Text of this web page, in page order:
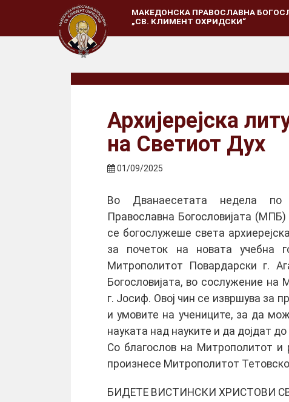
МАКЕДОНСКА ПРАВОСЛАВНА
„СВ. КЛИМЕНТ ОХРИДСКИ“
Архијерејска
на Светиот Дух
01/09/2025
Во Дванаесетата недела по
Православна Богословијата
се богослужеше света
за почеток на новата учебна
Митрополитот Повардарски г.
Богословијата, во сослужение на
г. Јосиф. Овој чин се извршува за
и умовите на учениците, за да
науката над науките и да дојдат
Со благослов на Митрополитот и
произнесе Митрополитот
БИДЕТЕ ВИСТИНСКИ ХРИСТОВИ